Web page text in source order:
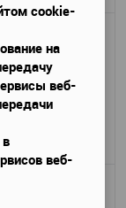
2440х20х40 мм.
cookie-
на
веб-
веб-